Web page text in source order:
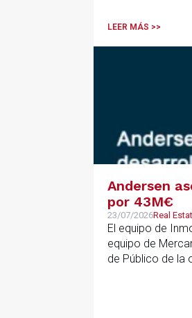
LEER MÁS >>
Andersen
por 43M€
23/07/2026Real
El equipo de
equipo de
de Público de la